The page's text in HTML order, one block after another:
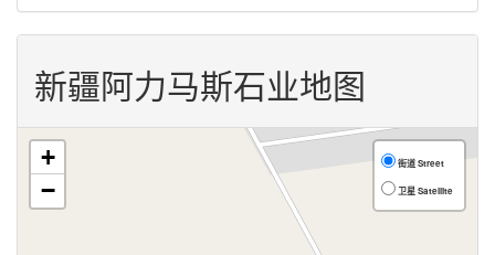
新疆阿力马斯石业地图
+
−
街道 Street
卫星 Satellite